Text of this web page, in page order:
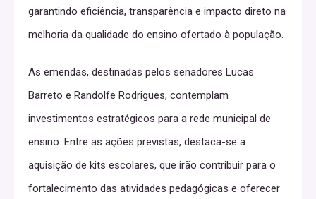
garantindo eficiência, transparência e impacto direto na
melhoria da qualidade do ensino ofertado à população.
As emendas, destinadas pelos senadores Lucas
Barreto e Randolfe Rodrigues, contemplam
investimentos estratégicos para a rede municipal de
ensino. Entre as ações previstas, destaca-se a
aquisição de kits escolares, que irão contribuir para o
fortalecimento das atividades pedagógicas e oferecer